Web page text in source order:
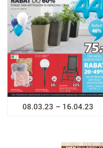
08.03.23 – 16.04.23